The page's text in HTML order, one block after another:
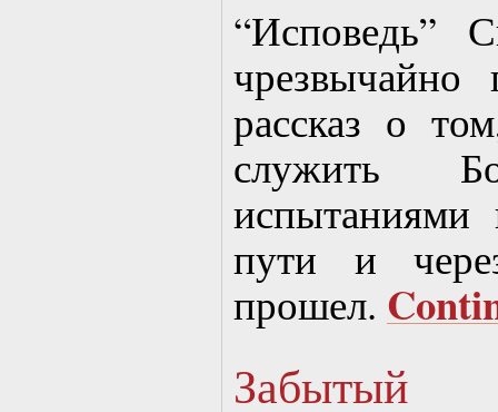
“Исповедь”
чрезвычайно
рассказ о
служить
испытаниями
пути и
прошел.
Забытый